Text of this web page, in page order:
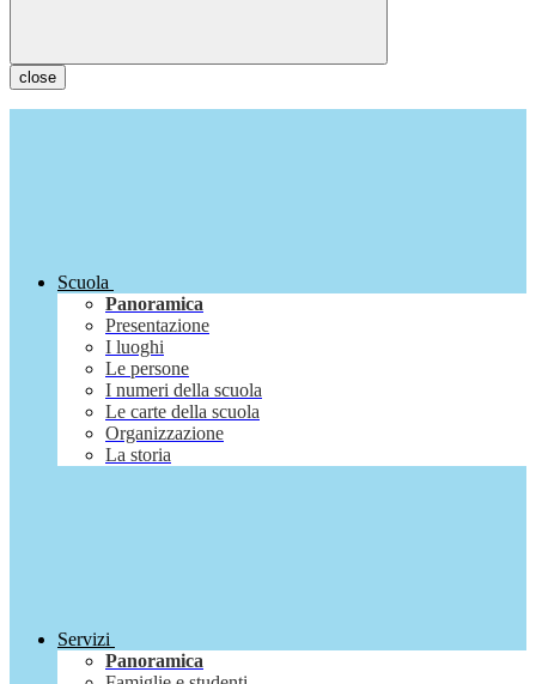
close
Scuola
Panoramica
Presentazione
I luoghi
Le persone
I numeri della scuola
Le carte della scuola
Organizzazione
La storia
Servizi
Panoramica